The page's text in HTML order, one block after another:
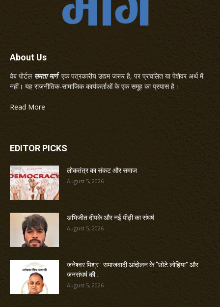
About Us
वेब पोर्टल समता मार्गएक पत्रकारीय उद्यम जरूर है, पर प्रचलित या पेशेवर अर्थ में
नहीं। यह राजनीतिक-सामाजिक कार्यकर्ताओं के एक समूह का प्रयास है।
Read More
EDITOR PICKS
लोकतंत्र का संकट और समाज
August 5, 2026
अभिजीत दीपके और नई पीढ़ी का संघर्ष
August 5, 2026
जनेश्वर मिश्र : समाजवादी आंदोलन के “छोटे लोहिया” और
जनसंघर्ष की...
August 5, 2026